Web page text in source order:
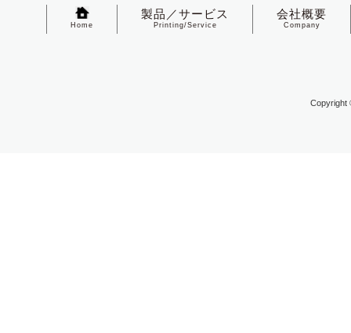
Home
製品／サービス
Printing/Service
会社概要
Company